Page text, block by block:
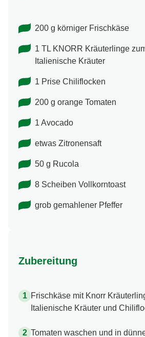
200 g körniger Frischkäse
1 TL KNORR Kräuterlinge
Italienische Kräuter
1 Prise Chiliflocken
200 g orange Tomaten
1 Avocado
etwas Zitronensaft
50 g Rucola
8 Scheiben Vollkorntoast
grob gemahlener Pfeffer
Zubereitung
Frischkäse mit Knorr
Italienische Kräuter und
Tomaten waschen und in